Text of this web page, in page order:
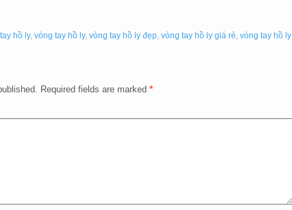
hồ ly, vòng tay hồ ly, vòng tay hồ ly đẹp, vòng tay hồ ly giá rẻ, vòng tay hồ ly
Required fields are marked *